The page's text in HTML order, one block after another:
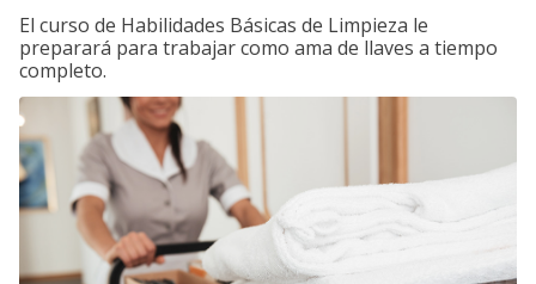
El curso de Habilidades Básicas de Limpieza le
preparará para trabajar como ama de llaves a tiempo
completo.